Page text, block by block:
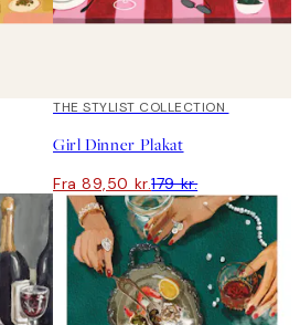
50%*
THE STYLIST COLLECTION
Girl Dinner Plakat
Fra 89,50 kr.179 kr.